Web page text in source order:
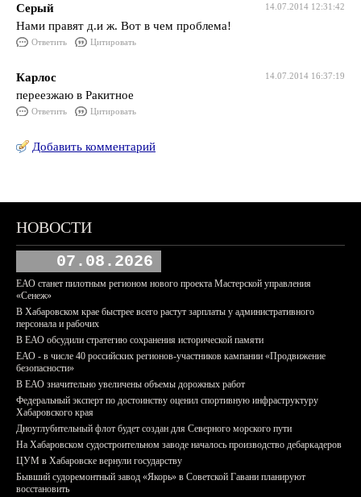
14.07.2014 12:31:42
Серый
Нами правят д.и ж. Вот в чем проблема!
Ответить Цитировать
14.07.2014 16:37:19
Карлос
переезжаю в Ракитное
Ответить Цитировать
Добавить комментарий
НОВОСТИ
07.08.2026
ЕАО станет пилотным регионом нового проекта Мастерской управления
«Сенеж»
В Хабаровском крае быстрее всего растут зарплаты у административного
персонала и рабочих
В ЕАО обсудили стратегию сохранения исторической памяти
ЕАО - в числе 40 российских регионов-участников кампании «Продвижение
безопасности»
В ЕАО значительно увеличены объемы дорожных работ
Федеральный эксперт по достоинству оценил спортивную инфраструктуру
Хабаровского края
Дноуглубительный флот будет создан для Северного морского пути
На Хабаровском судостроительном заводе началось производство дебаркадеров
ЦУМ в Хабаровске вернули государству
Бывший судоремонтный завод «Якорь» в Советской Гавани планируют
восстановить